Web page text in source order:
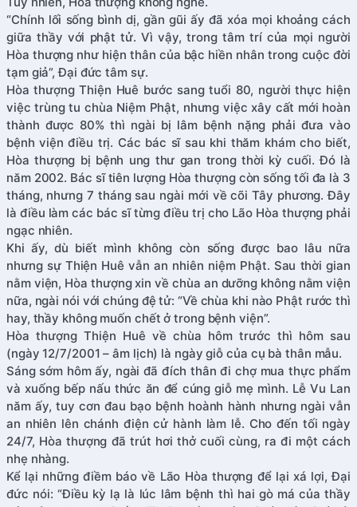
“Chính lối sống bình dị, gần gũi ấy đã xóa mọi khoảng cách
giữa thầy với phật tử. Vì vậy, trong tâm trí của mọi người
Hòa thượng như hiện thân của bậc hiền nhân trong cuộc đời
tạm giả”, Đại đức tâm sự.
Hòa thượng Thiện Huê bước sang tuổi 80, người thực hiện
việc trùng tu chùa Niệm Phật, nhưng việc xây cất mới hoàn
thành được 80% thì ngài bị lâm bệnh nặng phải đưa vào
bệnh viện điều trị. Các bác sĩ sau khi thăm khám cho biết,
Hòa thượng bị bệnh ung thư gan trong thời kỳ cuối. Đó là
năm 2002. Bác sĩ tiên lượng Hòa thượng còn sống tối đa là 3
tháng, nhưng 7 tháng sau ngài mới về cõi Tây phương. Đây
là điều làm các bác sĩ từng điều trị cho Lão Hòa thượng phải
ngạc nhiên.
Khi ấy, dù biết mình không còn sống được bao lâu nữa
nhưng sự Thiện Huê vẫn an nhiên niệm Phật. Sau thời gian
nằm viện, Hòa thượng xin về chùa an dưỡng không nằm viện
nữa, ngài nói với chúng đệ tử: “Về chùa khi nào Phật rước thì
hay, thầy không muốn chết ở trong bệnh viện”.
Hòa thượng Thiện Huê về chùa hôm trước thì hôm sau
(ngày 12/7/2001 – âm lịch) là ngày giỗ của cụ bà thân mẫu.
Sáng sớm hôm ấy, ngài đã đích thân đi chợ mua thực phẩm
và xuống bếp nấu thức ăn để cúng giỗ mẹ mình. Lễ Vu Lan
năm ấy, tuy cơn đau bạo bệnh hoành hành nhưng ngài vẫn
an nhiên lên chánh điện cử hành làm lễ. Cho đến tối ngày
24/7, Hòa thượng đã trút hơi thở cuối cùng, ra đi một cách
nhẹ nhàng.
Kể lại những điềm báo về Lão Hòa thượng để lại xá lợi, Đại
đức nói: “Điều kỳ lạ là lúc lâm bệnh thì hai gò má của thầy